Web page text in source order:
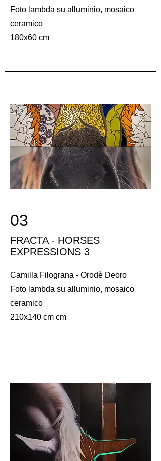
Foto lambda su alluminio, mosaico
ceramico
180x60 cm
03
FRACTA - HORSES
EXPRESSIONS 3
Camilla Filograna - Orodè Deoro
Foto lambda su alluminio, mosaico
ceramico
210x140 cm cm